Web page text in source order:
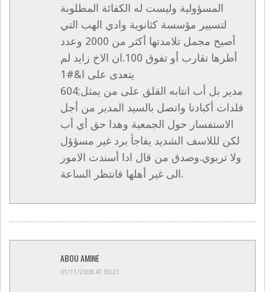
المسؤولية وليست له الكفائة المطلوبة
لتسيير مؤسسة كثانوية وادي الهب التي
أصيح مجمل تلامدتها أكثر من 2000 وعدد
أطرها تقارب أو تفوق 100.ان الاخ زايد لم
يتعدى على ا&#1
604;مدير بل أب انتابه القلق على من يمثل
فلدات أكبادنا واتصل بالسيد المدير من أجل
الاستفسار حول الجمعية وهدا حق أي أب
لكن لللاسف الشديد يفاجأ برد غير مسؤؤل
ولا تربوي.وصدق من قال ادا أسندت الامور
الى غير أهلها فانتظر الساعة.
ABOU AMINE
01/11/2008 AT 00:21